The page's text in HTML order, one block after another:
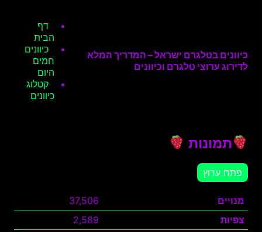
כיוונים בטלגרם ישראל – המדריך המלא
לדירוג ערוצי טלגרם וכיוונים
דף
הבית
כיוונים
חמים
היום
קטלוג
כיוונים
תמונות
פתח ערוץ
מנויים
37,506
צפיות
2,589